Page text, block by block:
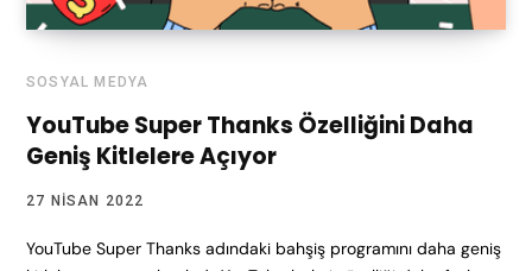
SOSYAL MEDYA
YouTube Super Thanks Özelliğini Daha
Geniş Kitlelere Açıyor
27 NISAN 2022
YouTube Super Thanks adındaki bahşiş programını daha geniş